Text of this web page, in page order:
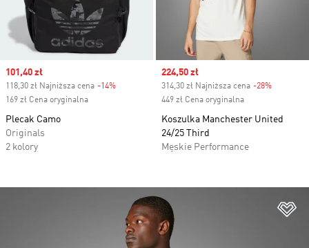
Sale price
101,40 zł
118,30 zł Najniższa cena -14%
169 zł Cena oryginalna
Plecak Camo
Originals
2 kolory
Sale price
224,50 zł
314,30 zł Najniższa cena -28%
449 zł Cena oryginalna
Koszulka Manchester United
24/25 Third
Męskie Performance